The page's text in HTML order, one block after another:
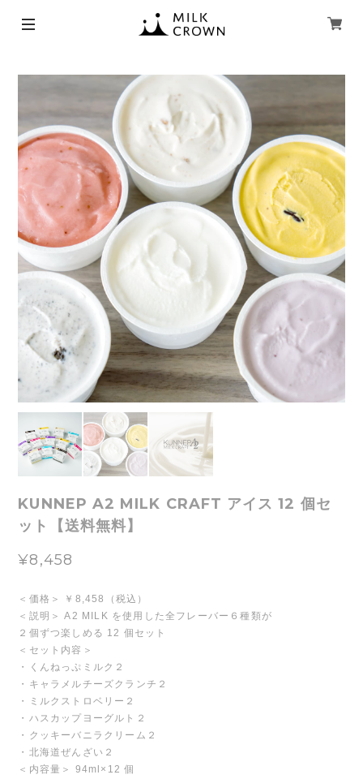
KUNNEP A2 MILK CRAFT アイス 12 個セ
ット【送料無料】
¥8,458
＜価格＞ ￥8,458（税込）
＜説明＞ A2 MILK を使用した全フレーバー６種類が
２個ずつ楽しめる 12 個セット
＜セット内容＞
・くんねっぷミルク２
・キャラメルチーズクランチ２
・ミルクストロベリー２
・ハスカップヨーグルト２
・クッキーバニラクリーム２
・北海道ぜんざい２
＜内容量＞ 94ml×12 個